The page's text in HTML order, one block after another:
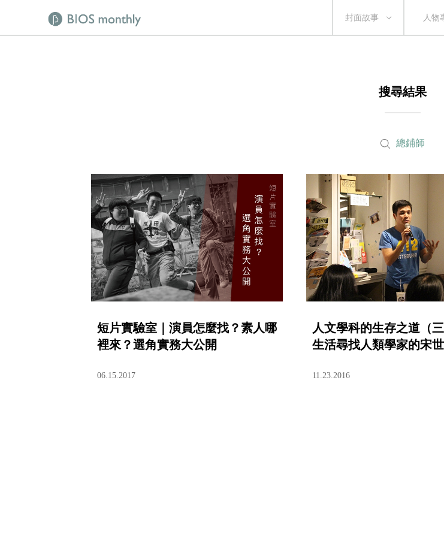
封面故事 人物
搜尋結果
總鋪師
短片實驗室｜演員怎麼找？素人哪
裡來？選角實務大公開
06.15.2017
人文學科的生存之道（
生活尋找人類學家的宋
11.23.2016